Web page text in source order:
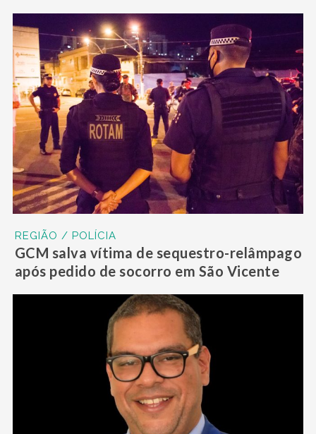
REGIÃO / POLÍCIA
GCM salva vítima de sequestro-relâmpago
após pedido de socorro em São Vicente